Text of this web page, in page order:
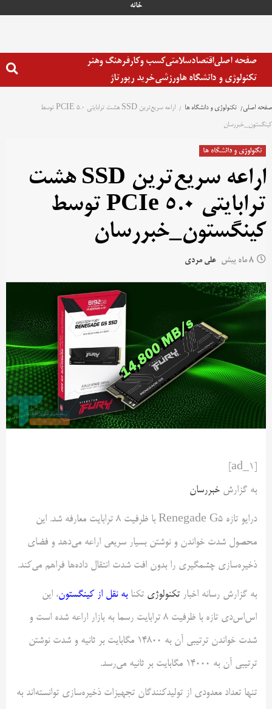
خانه
صفحه اصلیاقتصادسلامتیکسب وکارفرهنگ وهنر
تکنولوژی و دانشگاه هاورزشیخرید رپورتاژ
صفحه اصلی تکنولوژی و دانشگاه ها
اراعه سریع‌ترین SSD هشت ترابایتی PCIE 5.0 توسط
کینگستون_خبررسان
تکنولوژی و دانشگاه ها
اراعه سریع‌ترین SSD هشت
ترابایتی PCIe 5.0 توسط
کینگستون_خبررسان
8 ماه پیش علی مردی
به گزارش خبررسان
درایو تازه Renegade G5 با ظرفیت ۸ ترابایت معارفه شد. این
محصول شدت خواندن و نوشتن بسیار سریعی اراعه می‌دهد و فضای
ذخیره‌سازی چشمگیری را بدون افت شدت انتقال داده‌ها فراهم می‌کند.
به گزارش رسانه اخبارتکنولوژی تکنابه نقل از کینگستون، این
اس‌اس‌دی تازه با ظرفیت ۸ ترابایت رسما به بازار اراعه شده است و
شدت خواندن ترتیبی آن به ۱۴۸۰۰ مگابایت بر ثانیه و شدت نوشتن
ترتیبی آن به ۱۴۰۰۰ مگابایت بر ثانیه می‌رسد.
تنها تعداد معدودی از تولیدکنندگان تجهیزات ذخیره‌سازی توانسته‌اند به